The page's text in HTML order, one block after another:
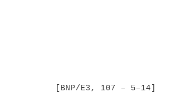
[BNP/E3, 107 – 5–14]